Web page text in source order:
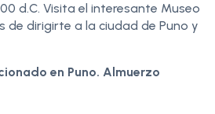
d.C. Visita el interesante Museo
de dirigirte a la ciudad de Puno y
en Puno. Almuerzo